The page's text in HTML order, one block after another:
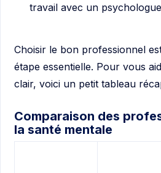
travail avec un
Choisir le bon professionnel
étape essentielle. Pour vous
clair, voici un petit tableau
Comparaison des
la santé mentale